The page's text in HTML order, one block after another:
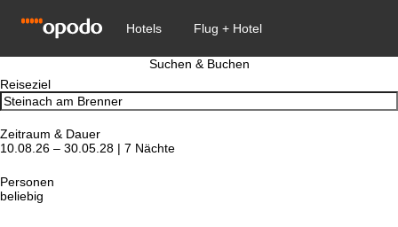
Suchen & Buchen
Reiseziel
Zeitraum & Dauer
10.08.26 – 30.05.28 | 7 Nächte
Personen
beliebig